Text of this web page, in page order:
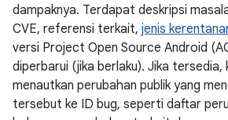
dampaknya. Terdapat deskripsi
CVE, referensi terkait, jenis
versi Project Open Source Android
diperbarui (jika berlaku). Jika tersedia,
menautkan perubahan publik yang
tersebut ke ID bug, seperti daftar